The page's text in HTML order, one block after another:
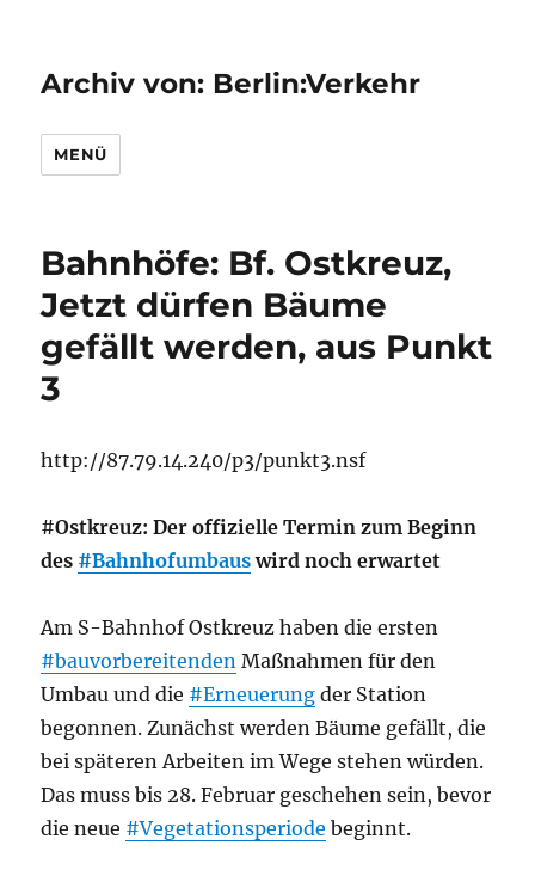
Archiv von: Berlin:Verkehr
MENÜ
Bahnhöfe: Bf. Ostkreuz,
Jetzt dürfen Bäume
gefällt werden, aus Punkt
3
http://87.79.14.240/p3/punkt3.nsf
#Ostkreuz: Der offizielle Termin zum Beginn
des #Bahnhofumbauswird noch erwartet
Am S-Bahnhof Ostkreuz haben die ersten
#bauvorbereitenden Maßnahmen für den
Umbau und die #Erneuerung der Station
begonnen. Zunächst werden Bäume gefällt, die
bei späteren Arbeiten im Wege stehen würden.
Das muss bis 28. Februar geschehen sein, bevor
die neue #Vegetationsperiode beginnt.